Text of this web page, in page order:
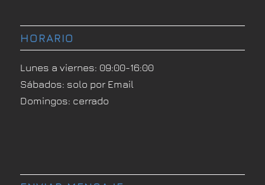
HORARIO
Lunes a viernes: 09:00-16:00
Sábados: solo por Email
Domingos: cerrado